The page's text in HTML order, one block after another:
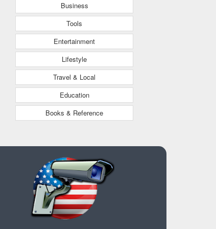
Business
Tools
Entertainment
Lifestyle
Travel & Local
Education
Books & Reference